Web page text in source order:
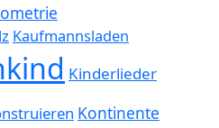
Kaufmannsladen
Kinderlieder
Kontinente